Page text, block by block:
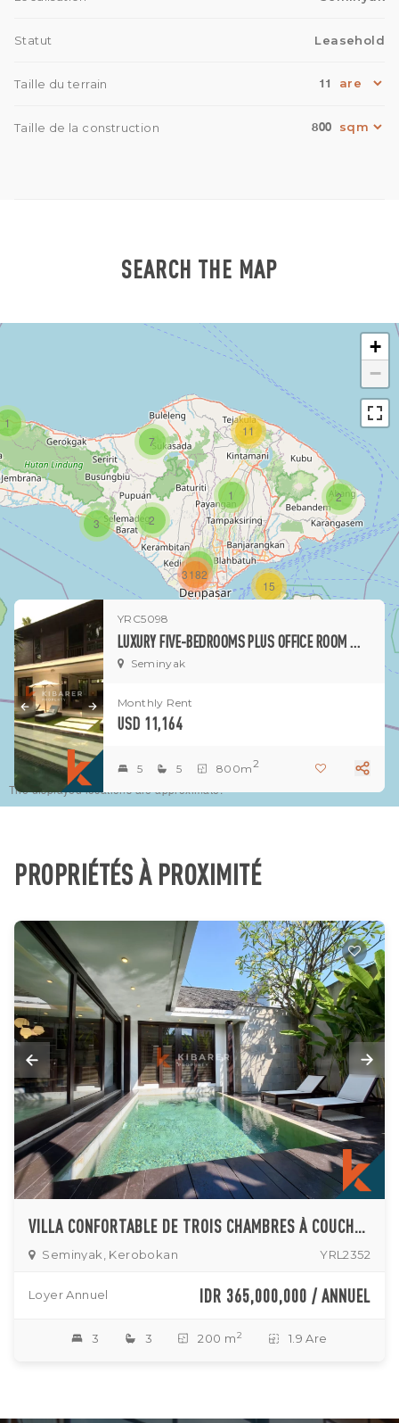
Statut Leasehold
Taille du terrain 11
Taille de la construction 800
SEARCH THE MAP
1
1
1
3
7
2
15
11
3182
2
+
−
The displayed locations are approximate.
YRC5098
LUXURY FIVE-BEDROOMS PLUS OFFICE ROOM WITH ENCLOSED LIVING VILLA LOCATED IN PETITENGET AREA (AVAILABLE 28 DEC - 28 JAN)
Seminyak
Monthly Rent
USD 11,164
5 5 800m2
PROPRIÉTÉS À PROXIMITÉ
VILLA CONFORTABLE DE TROIS CHAMBRES À COUCHER FERMÉE À MERTANADI-SEMINYAK
Seminyak, Kerobokan YRL2352
Loyer Annuel IDR 365,000,000 / ANNUEL
3 3 200 m 2 1.9 Are